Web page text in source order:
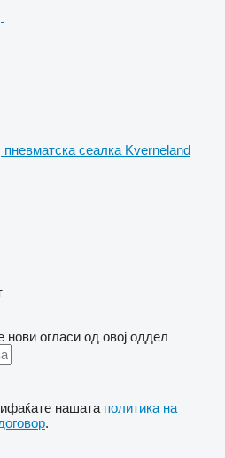
пневматска сеалка Kverneland
огласи од овој оддел
нашата политика на
.